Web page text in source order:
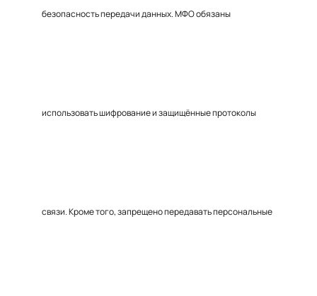
безопасность передачи данных. МФО обязаны
использовать шифрование и защищённые протоколы
связи. Кроме того, запрещено передавать персональные